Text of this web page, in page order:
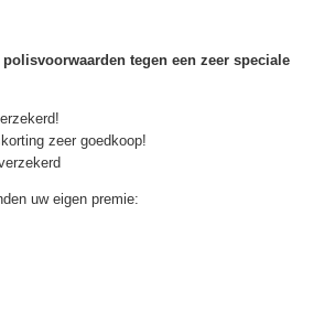
tegen een zeer speciale
zeer goedkoop!
uw eigen premie: